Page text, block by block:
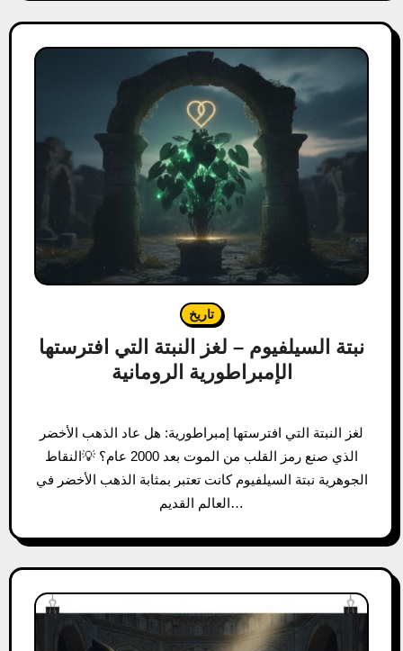
تاريخ
نبتة السيلفيوم – لغز النبتة التي افترستها
الإمبراطورية الرومانية
لغز النبتة التي افترستها إمبراطورية: هل عاد الذهب الأخضر
الذي صنع رمز القلب من الموت بعد 2000 عام؟ 💡النقاط
الجوهرية نبتة السيلفيوم كانت تعتبر بمثابة الذهب الأخضر في
العالم القديم…